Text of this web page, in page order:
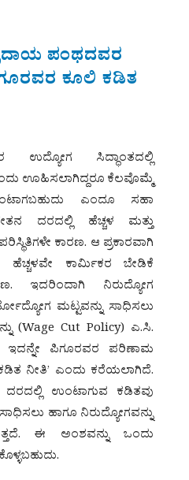
ಪಂಥದವರ
ಕೂಲಿ ಕಡಿತ
ಉದ್ಯೋಗ ಸಿದ್ಧಾಂತದಲ್ಲಿ
ಊಹಿಸಲಾಗಿದ್ದರೂ ಕೆಲವೊಮ್ಮೆ
ಎಂದೂ ಸಹಾ
ದರದಲ್ಲಿ ಹೆಚ್ಚಳ ಮತ್ತು
ಕಾರಣ. ಆ ಪ್ರಕಾರವಾಗಿ
ಕಾರ್ಮಿಕರ ಬೇಡಿಕೆ
ಇದರಿಂದಾಗಿ ನಿರುದ್ಯೋಗ
ಮಟ್ಟವನ್ನು ಸಾಧಿಸಲು
(Wage Cut Policy) ಎ.ಸಿ.
ಇದನ್ನೇ ಪಿಗೂರವರ ಪರಿಣಾಮ
ನೀತಿ’ ಎಂದು ಕರೆಯಲಾಗಿದೆ.
ದರದಲ್ಲಿ ಉಂಟಾಗುವ ಕಡಿತವು
ಹಾಗೂ ನಿರುದ್ಯೋಗವನ್ನು
ಈ ಅಂಶವನ್ನು ಒಂದು